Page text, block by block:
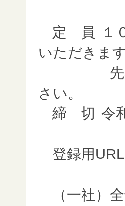
JR京
定 員
１
いただきます
先着順と
さい。
締 切 令
登録用URL
（一社）